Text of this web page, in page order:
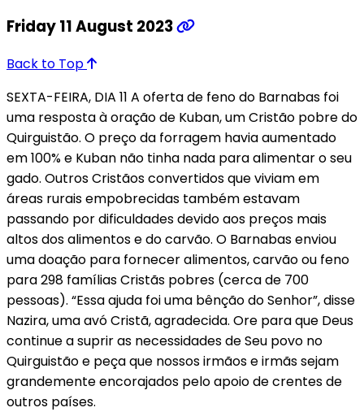
Friday 11 August 2023
Back to Top
SEXTA-FEIRA, DIA 11 A oferta de feno do Barnabas foi
uma resposta à oração de Kuban, um Cristão pobre do
Quirguistão. O preço da forragem havia aumentado
em 100% e Kuban não tinha nada para alimentar o seu
gado. Outros Cristãos convertidos que viviam em
áreas rurais empobrecidas também estavam
passando por dificuldades devido aos preços mais
altos dos alimentos e do carvão. O Barnabas enviou
uma doação para fornecer alimentos, carvão ou feno
para 298 famílias Cristãs pobres (cerca de 700
pessoas). “Essa ajuda foi uma bênção do Senhor”, disse
Nazira, uma avó Cristã, agradecida. Ore para que Deus
continue a suprir as necessidades de Seu povo no
Quirguistão e peça que nossos irmãos e irmãs sejam
grandemente encorajados pelo apoio de crentes de
outros países.